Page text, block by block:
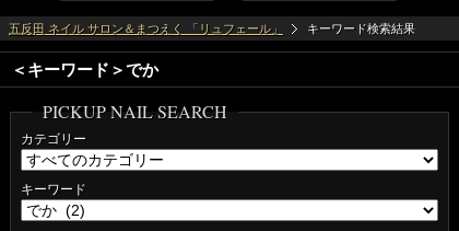
五反田 ネイル サロン＆まつえく 「リュフェール」 キーワード検索結果
＜キーワード＞でか
PICKUP NAIL SEARCH
カテゴリー
キーワード